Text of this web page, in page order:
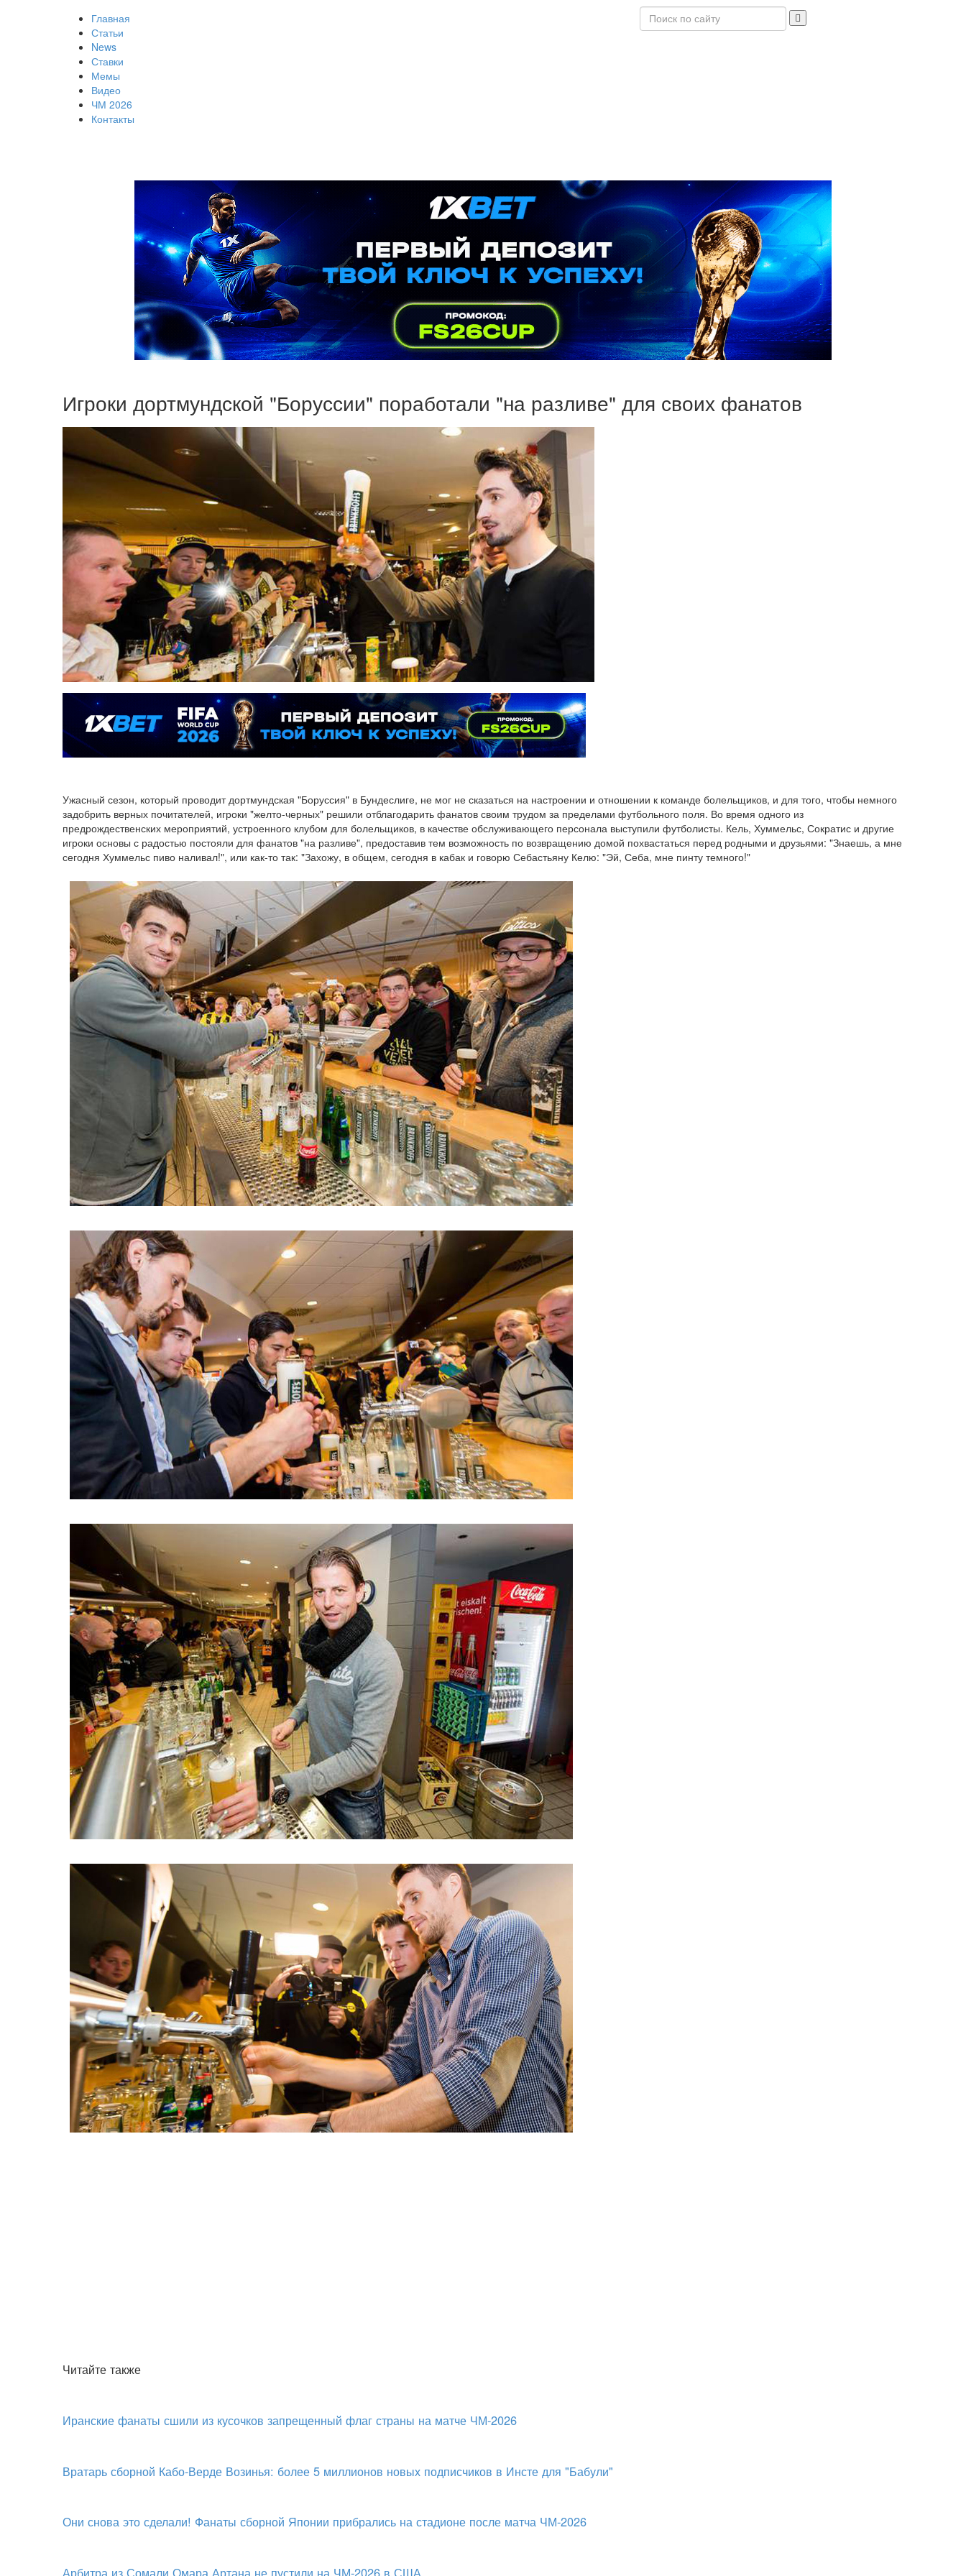
Главная
Статьи
News
Ставки
Мемы
Видео
ЧМ 2026
Контакты
Игроки дортмундской "Боруссии" поработали "на разливе" для своих фанатов
Ужасный сезон, который проводит дортмундская "Боруссия" в Бундеслиге, не мог не сказаться на настроении и отношении к команде болельщиков, и для того, чтобы немного
задобрить верных почитателей, игроки "желто-черных" решили отблагодарить фанатов своим трудом за пределами футбольного поля. Во время одного из
предрождественских мероприятий, устроенного клубом для болельщиков, в качестве обслуживающего персонала выступили футболисты. Кель, Хуммельс, Сократис и другие
игроки основы с радостью постояли для фанатов "на разливе", предоставив тем возможность по возвращению домой похвастаться перед родными и друзьями: "Знаешь, а мне
сегодня Хуммельс пиво наливал!", или как-то так: "Захожу, в общем, сегодня в кабак и говорю Себастьяну Келю: "Эй, Себа, мне пинту темного!"
Читайте также
Иранские фанаты сшили из кусочков запрещенный флаг страны на матче ЧМ-2026
Вратарь сборной Кабо-Верде Возинья: более 5 миллионов новых подписчиков в Инсте для "Бабули"
Они снова это сделали! Фанаты сборной Японии прибрались на стадионе после матча ЧМ-2026